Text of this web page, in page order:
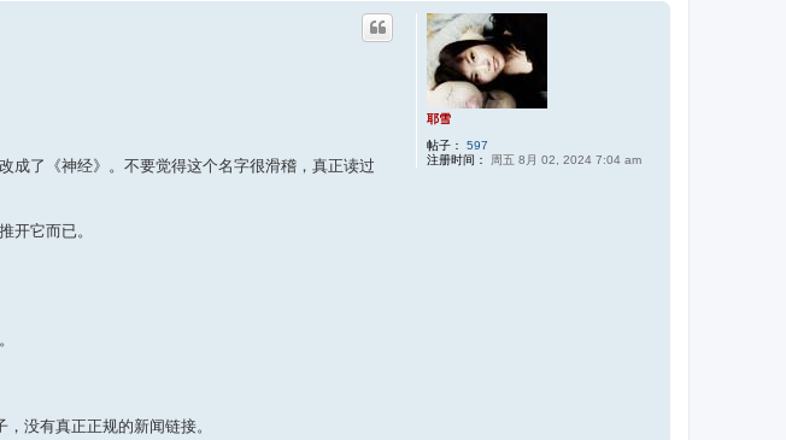
耶雪
帖子：
597
注册时间：
周五 8月 02, 2024 7:04 am
成了《神经》。不要觉得这个名字很滑稽，真正读过
开它而已。
没有真正正规的新闻链接。